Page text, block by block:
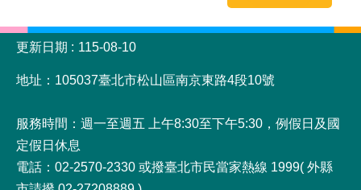
:::
更新日期
115-08-10
地址：105037臺北市松山區南京東路4段10號
服務時間：週一至週五 上午8:30至下午5:30，例假日及國
定假日休息
電話：02-2570-2330 或撥臺北市民當家熱線 1999( 外縣